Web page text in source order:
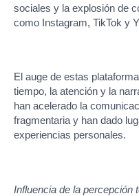
sociales y la explosión de
como Instagram, TikTok y
El auge de estas
tiempo, la atención y la
han acelerado la
fragmentaria y han dado
experiencias personales.
Influencia de la percepción